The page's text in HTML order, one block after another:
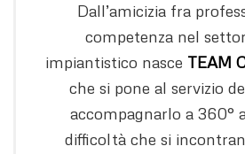
Dall’amicizia fra
competenza nel
impiantistico nasce TEAM
che si pone al servizio
accompagnarlo a 360°
difficoltà che si